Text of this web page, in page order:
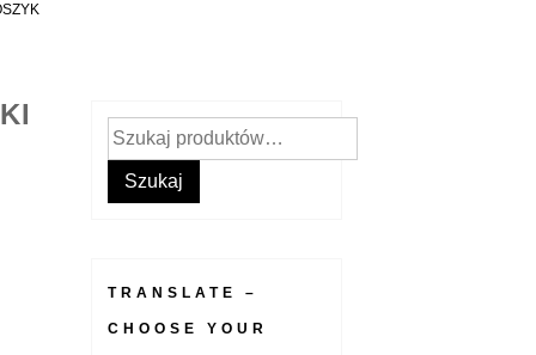
Szukaj:
Szukaj
TRANSLATE –
CHOOSE YOUR